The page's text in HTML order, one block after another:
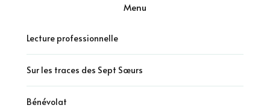
Menu
Lecture professionnelle
Sur les traces des Sept Sœurs
Bénévolat